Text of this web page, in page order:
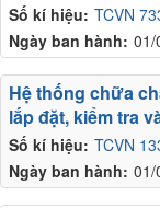
Số kí hiệu: TCVN
Ngày ban hành: 01/
Số kí hiệu: TCVN
Ngày ban hành: 01/
Hệ thống chữa
lắp đặt, kiểm tra